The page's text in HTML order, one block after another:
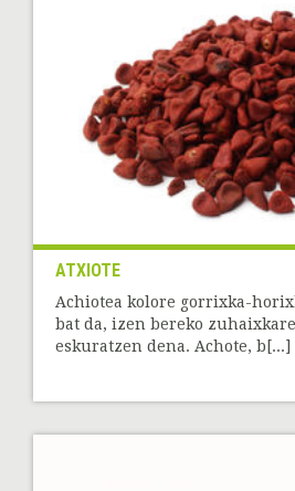
ATXIOTE
Achiotea kolore gorrixka-
bat da, izen bereko
eskuratzen dena. Achote, b[...]